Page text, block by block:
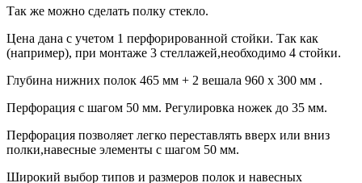
Так же можно сделать полку стекло.
Цена дана с учетом 1 перфорированной стойки. Так как
(например), при монтаже 3 стеллажей,необходимо 4 стойки.
Глубина нижних полок 465 мм + 2 вешала 960 х 300 мм .
Перфорация с шагом 50 мм. Регулировка ножек до 35 мм.
Перфорация позволяет легко переставлять вверх или вниз
полки,навесные элементы с шагом 50 мм.
Широкий выбор типов и размеров полок и навесных